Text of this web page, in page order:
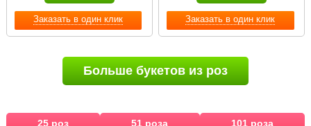
Заказать в один клик Заказать в один клик
Больше букетов из роз
25 роз 51 роза
101 роза